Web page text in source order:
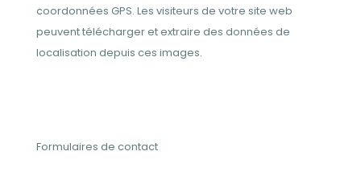
coordonnées GPS. Les visiteurs de votre site web
peuvent télécharger et extraire des données de
localisation depuis ces images.
Formulaires de contact